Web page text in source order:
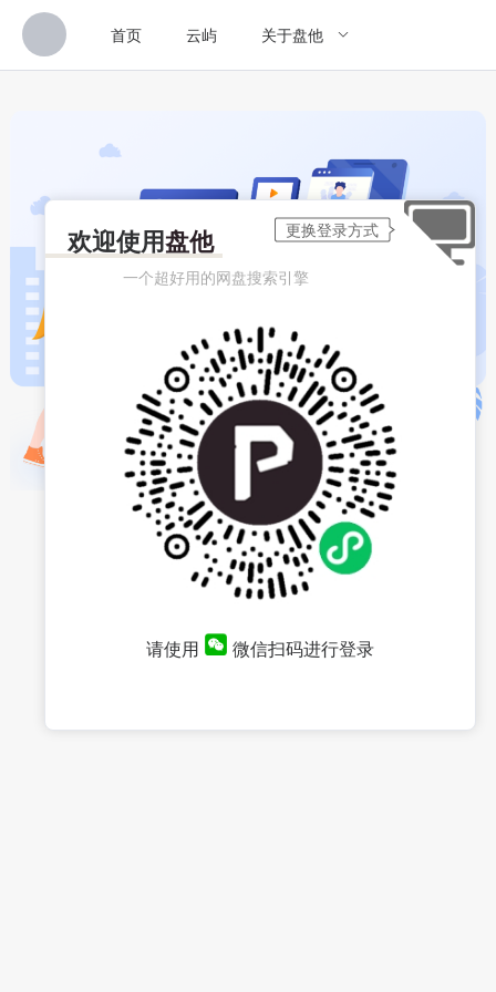
首页 云屿 关于盘他
欢迎使用盘他
一个超好用的网盘搜索引擎
请使用 微信扫码进行登录